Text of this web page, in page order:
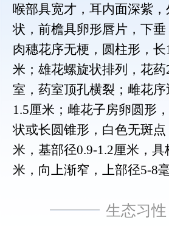
喉部具宽才，耳内面深紫
状，前檐具卵形唇片，下
肉穗花序无梗，圆柱形，长
米；雄花螺旋状排列，花
室，药室顶孔横裂；雌花
1.5厘米；雌花子房卵圆形
状或长圆锥形，白色无斑点
米，基部径0.9-1.2厘米，具
米，向上渐窄，上部径5-8毫
生态习性